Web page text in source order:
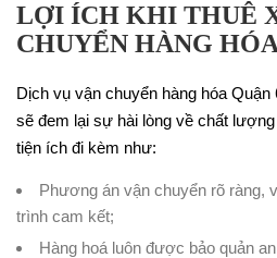
LỢI ÍCH KHI THUÊ
CHUYỂN HÀNG
Dịch vụ vận chuyển hàng hóa Quận
sẽ đem lại sự hài lòng về chất
tiện ích đi kèm như:
Phương án vận chuyển rõ ràng,
trình cam kết;
Hàng hoá luôn được bảo quản